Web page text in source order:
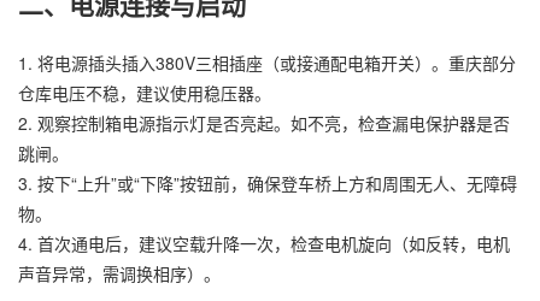
1. 将电源插头插入380V三相插座（或接通配电箱开关）。重庆部分
仓库电压不稳，建议使用稳压器。
2. 观察控制箱电源指示灯是否亮起。如不亮，检查漏电保护器是否
跳闸。
3. 按下“上升”或“下降”按钮前，确保登车桥上方和周围无人、无障碍
物。
4. 首次通电后，建议空载升降一次，检查电机旋向（如反转，电机
声音异常，需调换相序）。